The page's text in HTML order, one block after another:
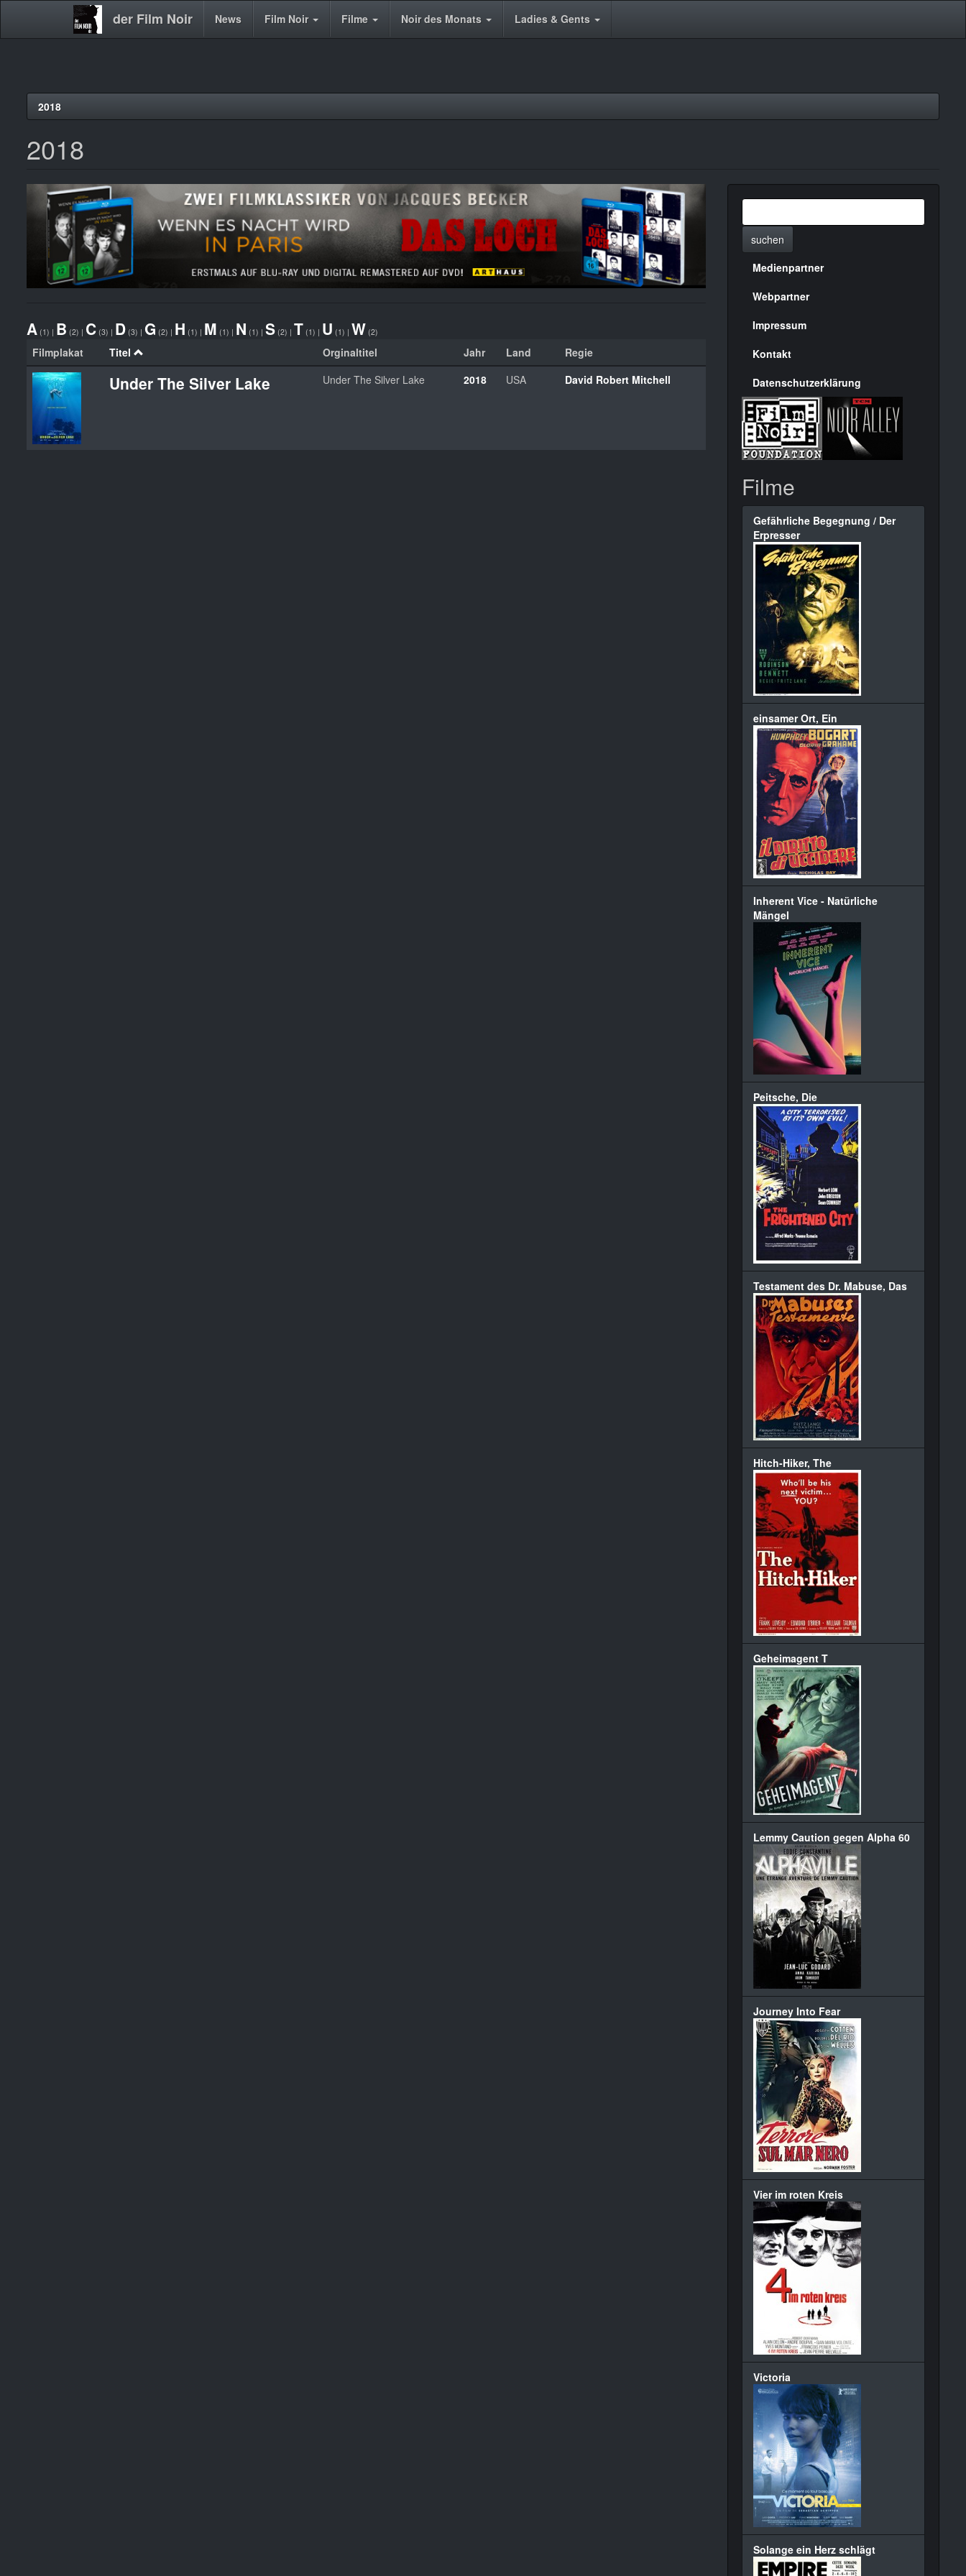
der Film Noir
Main News Film Noir Filme Noir des Monats Ladies & Gents
2018
2018
A (1) | B (2) | C (3) | D (3) | G (2) | H (1) | M (1) | N (1) | S (2) | T (1) | U (1) | W (2)
Filmplakat Titel Orginaltitel Jahr Land Regie
Under The Silver Lake Under The Silver Lake 2018 USA David Robert Mitchell
suchen
Menülinks
rechte
Seite
Medienpartner
Webpartner
Impressum
Kontakt
Datenschutzerklärung
Filme
Gefährliche Begegnung / Der
Erpresser
einsamer Ort, Ein
Inherent Vice - Natürliche
Mängel
Peitsche, Die
Testament des Dr. Mabuse, Das
Hitch-Hiker, The
Geheimagent T
Lemmy Caution gegen Alpha 60
Journey Into Fear
Vier im roten Kreis
Victoria
Solange ein Herz schlägt